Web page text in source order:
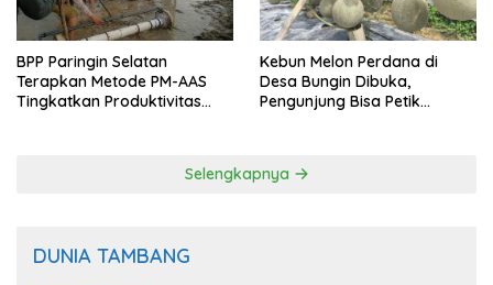
BPP Paringin Selatan
Terapkan Metode PM-AAS
Tingkatkan Produktivitas
Kebun Melon Perdana di
Desa Bungin Dibuka,
Pengunjung Bisa Petik
Selengkapnya
DUNIA TAMBANG